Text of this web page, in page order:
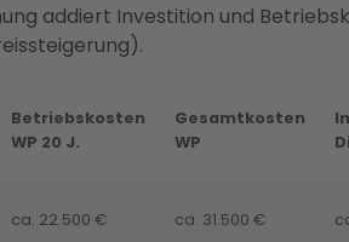
addiert Investition und
Betriebskosten
WP 20 J.
Gesamtkosten
WP
ca. 22.500 € ca. 31.500 €